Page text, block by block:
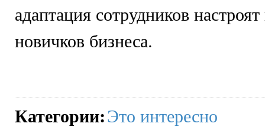
адаптация сотрудников
новичков бизнеса.
Категории:Это интересно